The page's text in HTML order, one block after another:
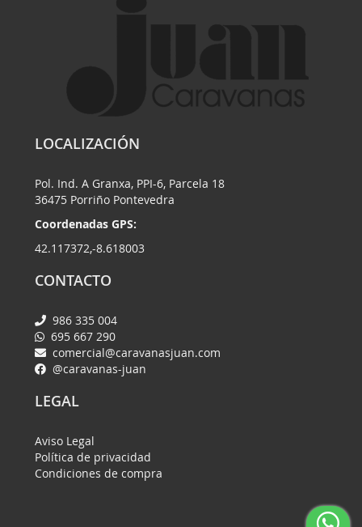
LOCALIZACIÓN
Pol. Ind. A Granxa, PPI-6, Parcela 18
36475 Porriño Pontevedra
Coordenadas GPS:
42.117372,-8.618003
CONTACTO
986 335 004
695 667 290
comercial@caravanasjuan.com
@caravanas-juan
LEGAL
Aviso Legal
Política de privacidad
Condiciones de compra